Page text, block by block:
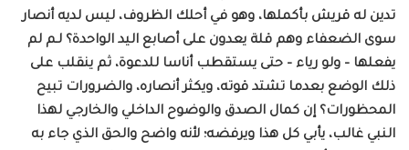
تدين له قريش بأكملها، وهو في أحلك الظروف، ليس لديه أنصار
سوى الضعفاء وهم قلة يعدون على أصابع اليد الواحدة؟ لـم لم
يفعلها – ولو رياء – حتى يستقطب أناسا للدعوة، ثم ينقلب على
ذلك الوضع بعدما تشتد قوته، ويكثر أنصاره، والضرورات تبيح
المحظورات؟ إن كمال الصدق والوضوح الداخلي والخارجي لهذا
النبي غالب، يأبي كل هذا ويرفضه؛ لأنه واضح والحق الذي جاء به